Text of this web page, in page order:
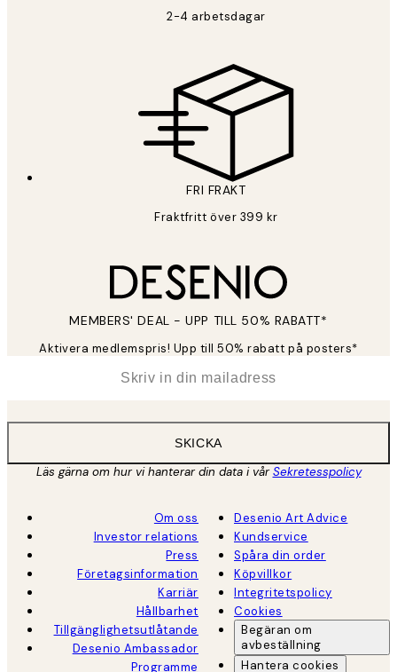
2-4 arbetsdagar
FRI FRAKT
Fraktfritt över 399 kr
MEMBERS' DEAL - UPP TILL 50% RABATT*
Aktivera medlemspris! Upp till 50% rabatt på posters*
SKICKA
Läs gärna om hur vi hanterar din data i vårSekretesspolicy
Om oss
Investor relations
Press
Företagsinformation
Karriär
Hållbarhet
Tillgänglighetsutlåtande
Desenio Ambassador
Programme
Desenio Art Advice
Kundservice
Spåra din order
Köpvillkor
Integritetspolicy
Cookies
Begäran om
avbeställning
Hantera cookies